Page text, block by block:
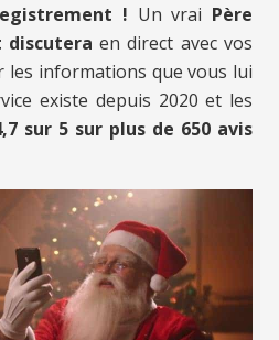
! Un vrai Père
discutera en direct avec vos
les informations que vous lui
existe depuis 2020 et les
sur 5 sur plus de 650 avis